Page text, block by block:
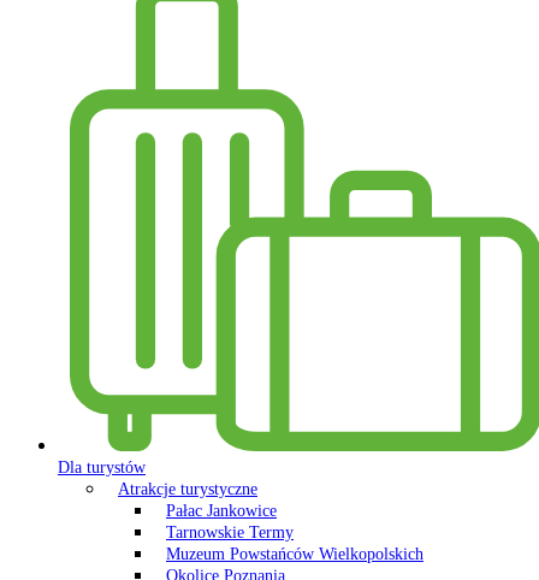
Dla turystów
Atrakcje turystyczne
Pałac Jankowice
Tarnowskie Termy
Muzeum Powstańców Wielkopolskich
Okolice Poznania